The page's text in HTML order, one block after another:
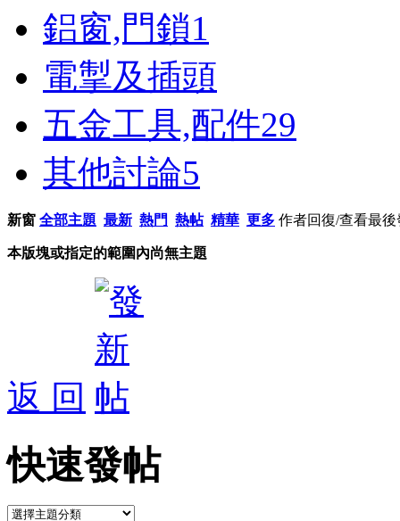
鋁窗,門鎖1
電掣及插頭
五金工具,配件29
其他討論5
新窗 全部主題 最新 熱門 熱帖 精華 更多 作者回復/查看最後
本版塊或指定的範圍內尚無主題
返 回
快速發帖